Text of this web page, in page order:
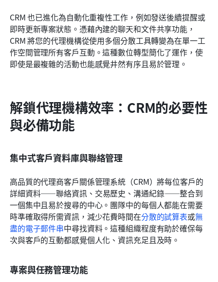
CRM 也已進化為自動化重複性工作，例如發送後續提醒或
即時更新專案狀態。憑藉內建的聊天和文件共享功能，
CRM 將您的代理機構從使用多個分散工具轉變為在單一工
作空間管理所有客戶互動。這種數位轉型簡化了運作，使
即使是最複雜的活動也能感覺井然有序且易於管理。
解鎖代理機構效率：CRM的必要性
與必備功能
集中式客戶資料庫與聯絡管理
高品質的代理商客戶關係管理系統（CRM）將每位客戶的
詳細資料——聯絡資訊、交易歷史、溝通紀錄——整合到
一個集中且易於搜尋的中心。團隊中的每個人都能在需要
時準確取得所需資訊，減少花費時間在分散的試算表或無
盡的電子郵件串中尋找資料。這種組織程度有助於確保每
次與客戶的互動都感覺個人化、資訊充足且及時。
專案與任務管理功能